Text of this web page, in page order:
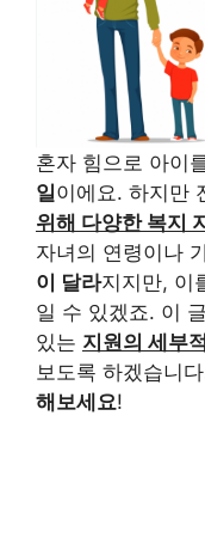
혼자 힘으로 아이
일이에요. 하지만
위해 다양한 복지
자녀의 연령이나
이 달라지지만, 이
일 수 있겠죠. 이
있는 지원의 세부
보도록 하겠습니
해보세요!